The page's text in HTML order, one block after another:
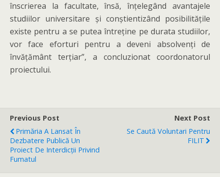
înscrierea la facultate, însă, înțelegând avantajele
studiilor universitare și conștientizând posibilitățile
existe pentru a se putea întreține pe durata studiilor,
vor face eforturi pentru a deveni absolvenți de
învățământ terțiar”, a concluzionat coordonatorul
proiectului.
Previous Post
Primăria A Lansat În
Dezbatere Publică Un
Proiect De Interdicții Privind
Fumatul
Next Post
Se Caută Voluntari Pentru
FILIT